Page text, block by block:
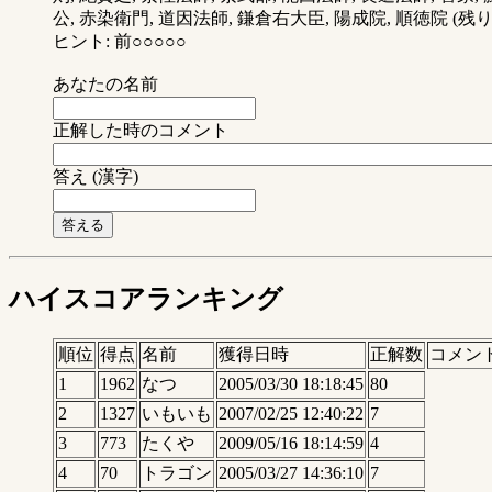
公, 赤染衛門, 道因法師, 鎌倉右大臣, 陽成院, 順徳院 (残
ヒント: 前○○○○○
あなたの名前
正解した時のコメント
答え (漢字)
ハイスコアランキング
順位 得点 名前 獲得日時 正解数 コメン
1
1962 なつ 2005/03/30 18:18:45 80
2
1327 いもいも 2007/02/25 12:40:22 7
3
773 たくや 2009/05/16 18:14:59 4
4
70 トラゴン 2005/03/27 14:36:10 7